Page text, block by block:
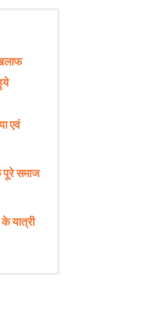
एवं
पूरे समाज
यात्री